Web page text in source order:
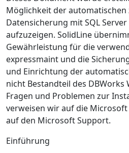
Möglichkeit der
Datensicherung mit SQL
aufzuzeigen. SolidLine
Gewährleistung für die
expressmaint und die
und Einrichtung der
nicht Bestandteil des DBWorks
Fragen und Problemen zur
verweisen wir auf die Microsoft
auf den Microsoft Support.
Einführung